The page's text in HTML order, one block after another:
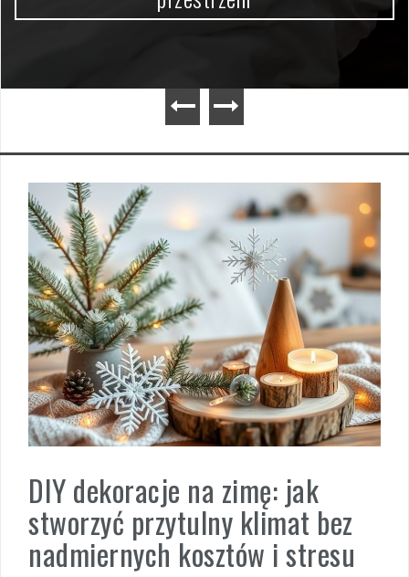
DIY dekoracje na zimę: jak
stworzyć przytulny klimat bez
nadmiernych kosztów i stresu